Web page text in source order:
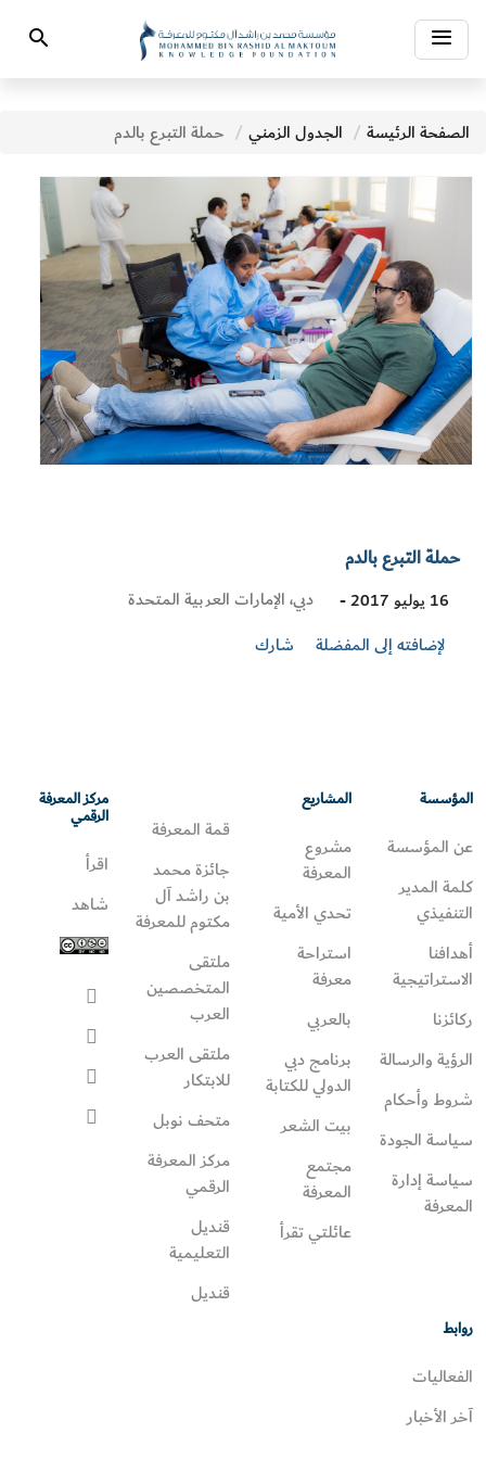
Toggle
navigation
Search
الصفحة الرئيسة الجدول الزمني حملة التبرع بالدم
حملة التبرع بالدم
16 يوليو 2017 -
Visit
دبي، الإمارات العربية المتحدة
لإضافته إلى المفضلة
شارك
المؤسسة
عن المؤسسة
كلمة المدير
التنفيذي
أهدافنا
الاستراتيجية
ركائزنا
الرؤية والرسالة
شروط وأحكام
سياسة الجودة
سياسة إدارة
المعرفة
المشاريع
مشروع
المعرفة
تحدي الأمية
استراحة
معرفة
بالعربي
برنامج دبي
الدولي للكتابة
بيت الشعر
مجتمع
المعرفة
عائلتي تقرأ‎
قمة المعرفة
جائزة محمد
بن راشد آل
مكتوم للمعرفة
ملتقى
المتخصصين
العرب
ملتقى العرب
للابتكار
متحف نوبل
مركز المعرفة
الرقمي
قنديل
التعليمية
قنديل
مركز المعرفة
الرقمي
اقرأ
شاهد
روابط
الفعاليات
آخر الأخبار